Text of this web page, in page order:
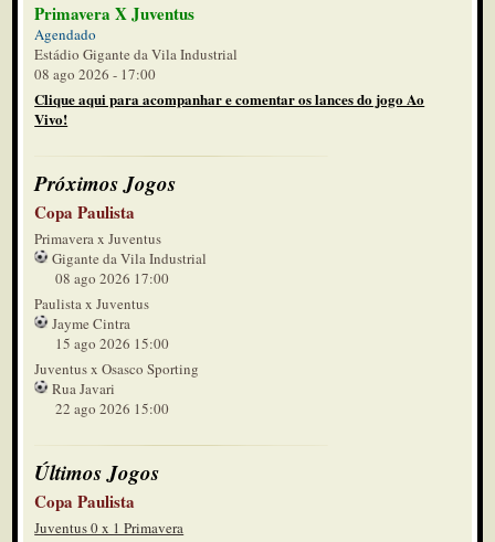
Primavera X Juventus
Agendado
Estádio Gigante da Vila Industrial
08 ago 2026 - 17:00
Clique aqui para acompanhar e comentar os lances do jogo Ao
Vivo!
Próximos Jogos
Copa Paulista
Primavera x Juventus
Gigante da Vila Industrial
08 ago 2026 17:00
Paulista x Juventus
Jayme Cintra
15 ago 2026 15:00
Juventus x Osasco Sporting
Rua Javari
22 ago 2026 15:00
Últimos Jogos
Copa Paulista
Juventus 0 x 1 Primavera